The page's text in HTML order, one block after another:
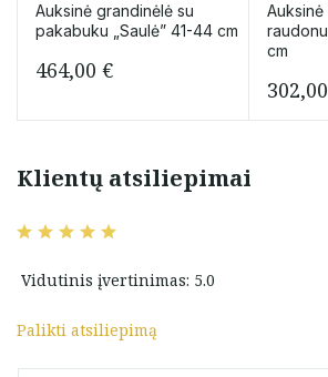
Auksinė grandinėlė su
pakabuku „Saulė” 41-44 cm
464,00 €
cm
302,00
Klientų atsiliepimai
Vidutinis įvertinimas: 5.0
Palikti atsiliepimą